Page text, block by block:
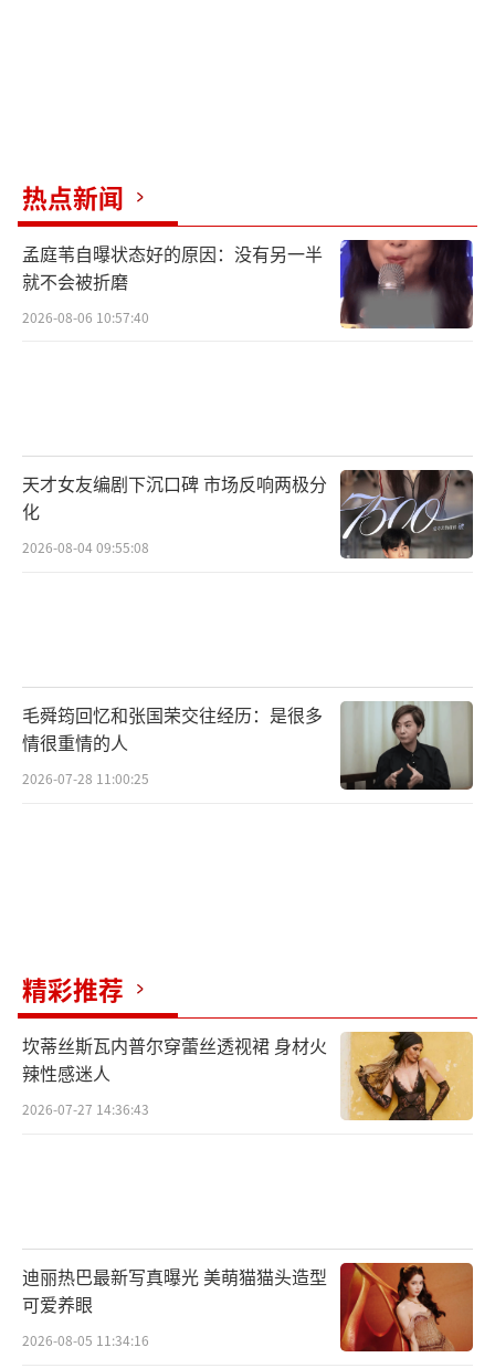
热点新闻
孟庭苇自曝状态好的原因：没有另一半
就不会被折磨
2026-08-06 10:57:40
天才女友编剧下沉口碑 市场反响两极分
化
2026-08-04 09:55:08
毛舜筠回忆和张国荣交往经历：是很多
情很重情的人
2026-07-28 11:00:25
精彩推荐
坎蒂丝斯瓦内普尔穿蕾丝透视裙 身材火
辣性感迷人
2026-07-27 14:36:43
迪丽热巴最新写真曝光 美萌猫猫头造型
可爱养眼
2026-08-05 11:34:16